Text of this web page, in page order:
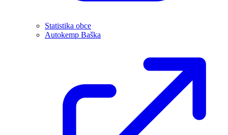
Statistika obce
Autokemp Baška